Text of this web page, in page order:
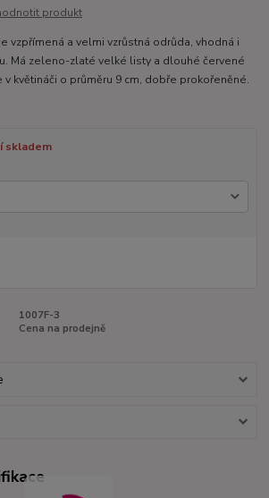
produkt
je vzpřímená a velmi vzrůstná odrůda, vhodná i
Má zeleno-zlaté velké listy a dlouhé červené
v květináči o průměru 9 cm, dobře prokořeněné.
skladem
1007F-3
Cena na prodejně